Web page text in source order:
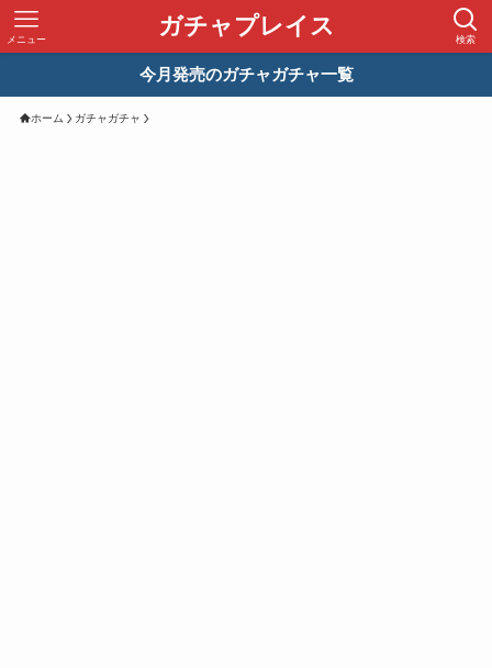
ガチャプレイス 検索
メニュー
今月発売のガチャガチャ一覧
ホーム ガチャガチャ